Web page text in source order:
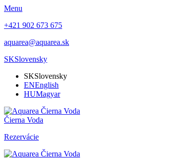
Menu
+421 902 673 675
aquarea@aquarea.sk
SKSlovensky
SKSlovensky
ENEnglish
HUMagyar
Čierna Voda
Rezervácie